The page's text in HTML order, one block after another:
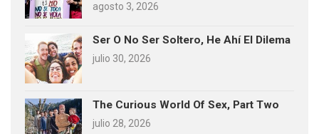
agosto 3, 2026
Ser O No Ser Soltero, He Ahí El Dilema
julio 30, 2026
The Curious World Of Sex, Part Two
julio 28, 2026